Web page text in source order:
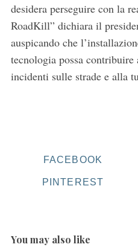
desidera perseguire con la
RoadKill” dichiara il
auspicando che
tecnologia possa
incidenti sulle strade e alla
FACEBOOK
PINTEREST
You may also like
h
o